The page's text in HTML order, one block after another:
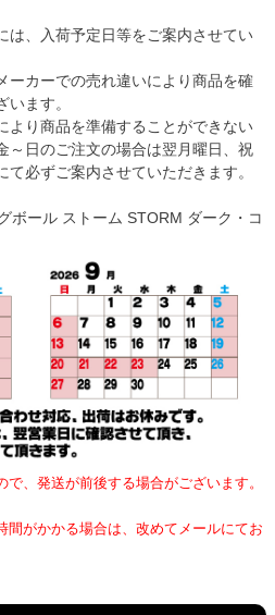
は、入荷予定日等をご案内させてい
ーカーでの売れ違いにより商品を確
ます。
より商品を準備することができない
～日のご注文の場合は翌月曜日、祝
必ずご案内させていただきます。
、発送が前後する場合がございます。
がかかる場合は、改めてメールにてお